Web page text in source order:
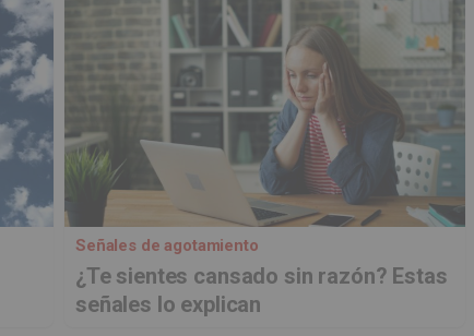
Señales de agotamiento
¿Te sientes cansado sin razón? Estas
señales lo explican